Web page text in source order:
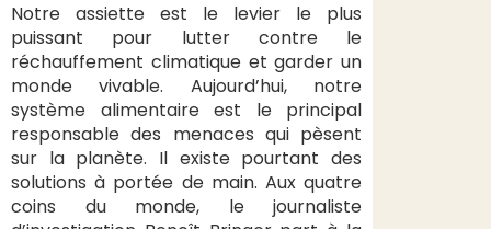
Notre assiette est le levier le plus
puissant pour lutter contre le
réchauffement climatique et garder un
monde vivable. Aujourd’hui, notre
système alimentaire est le principal
responsable des menaces qui pèsent
sur la planète. Il existe pourtant des
solutions à portée de main. Aux quatre
coins du monde, le journaliste